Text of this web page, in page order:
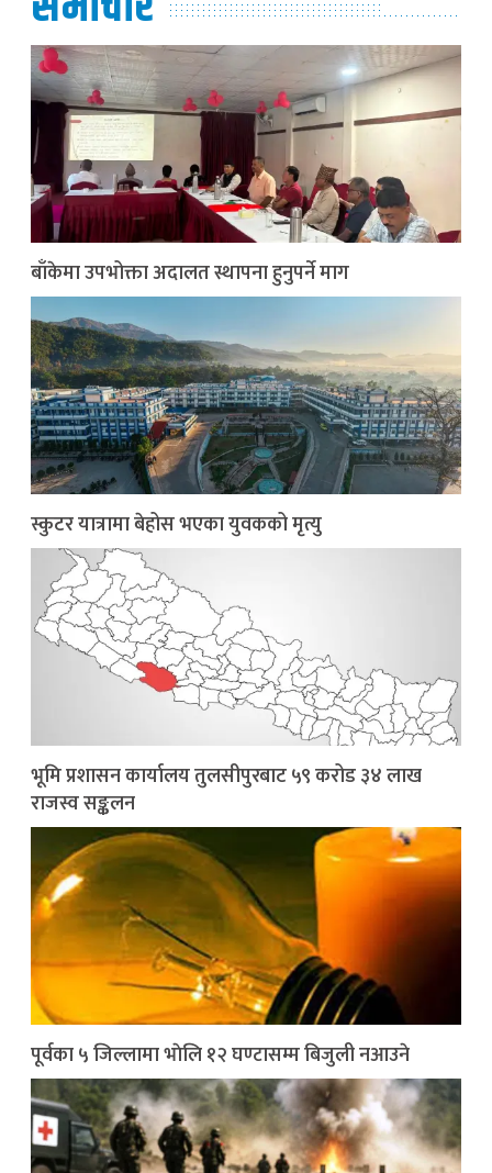
बाँकेमा उपभोक्ता अदालत स्थापना हुनुपर्ने माग
स्कुटर यात्रामा बेहोस भएका युवकको मृत्यु
भूमि प्रशासन कार्यालय तुलसीपुरबाट ५९ करोड ३४ लाख
राजस्व सङ्कलन
पूर्वका ५ जिल्लामा भाेलि १२ घण्टासम्म बिजुली नआउने